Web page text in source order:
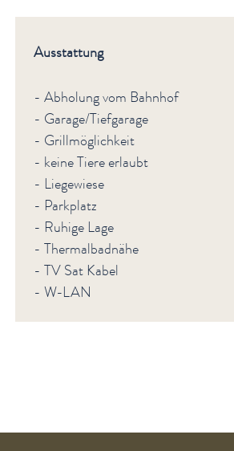
Ausstattung
- Abholung vom Bahnhof
- Garage/Tiefgarage
- Grillmöglichkeit
- keine Tiere erlaubt
- Liegewiese
- Parkplatz
- Ruhige Lage
- Thermalbadnähe
- TV Sat Kabel
- W-LAN